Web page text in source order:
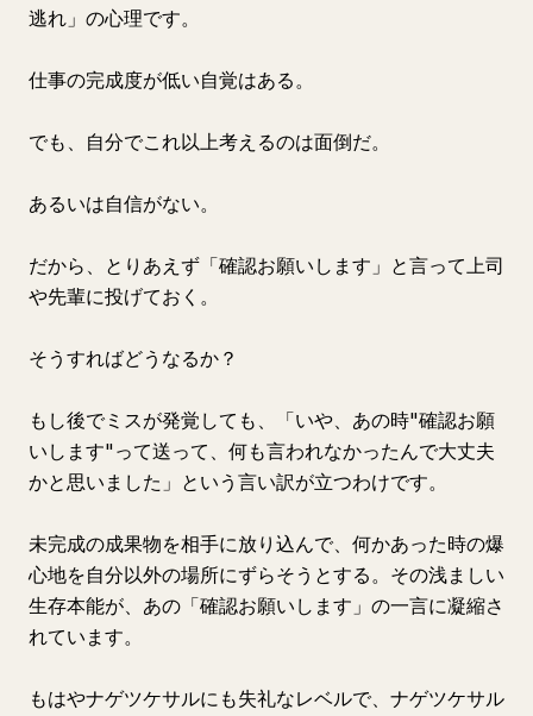
逃れ」の心理です。
仕事の完成度が低い自覚はある。
でも、自分でこれ以上考えるのは面倒だ。
あるいは自信がない。
だから、とりあえず「確認お願いします」と言って上司
や先輩に投げておく。
そうすればどうなるか？
もし後でミスが発覚しても、「いや、あの時"確認お願
いします"って送って、何も言われなかったんで大丈夫
かと思いました」という言い訳が立つわけです。
未完成の成果物を相手に放り込んで、何かあった時の爆
心地を自分以外の場所にずらそうとする。その浅ましい
生存本能が、あの「確認お願いします」の一言に凝縮さ
れています。
もはやナゲツケサルにも失礼なレベルで、ナゲツケサル